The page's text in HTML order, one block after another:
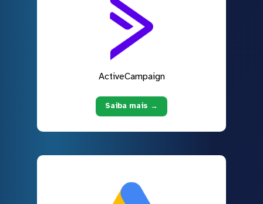
ActiveCampaign
Saiba mais →